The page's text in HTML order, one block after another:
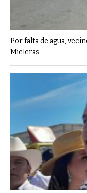
Por falta de agua,
Mieleras